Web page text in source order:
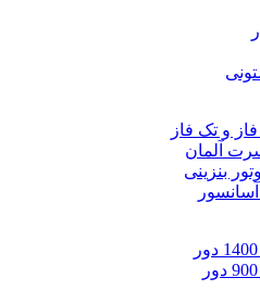
و تک فاز
آلمان
بنزینی